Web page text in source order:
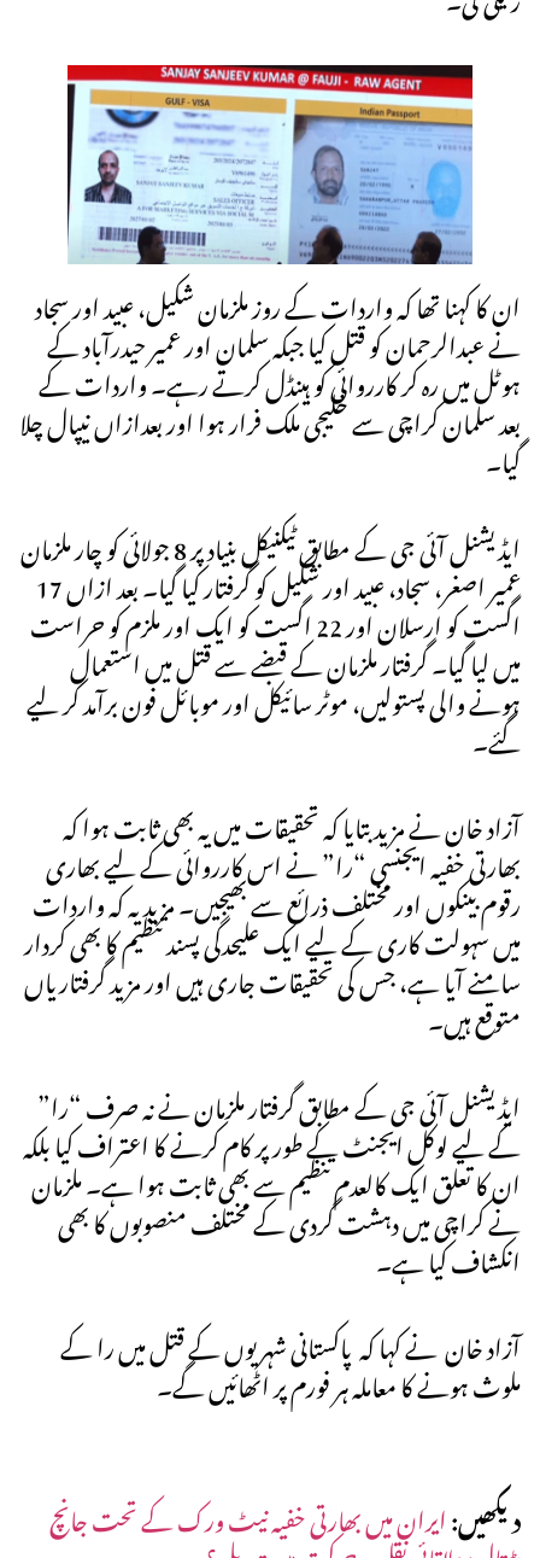
ان کا کہنا تھا کہ واردات کے روز ملزمان شکیل، عبید اور سجاد
نے عبدالرحمان کو قتل کیا جبکہ سلمان اور عمیر حیدرآباد کے
ہوٹل میں رہ کر کارروائی کو ہینڈل کرتے رہے۔ واردات کے
بعد سلمان کراچی سے خلیجی ملک فرار ہوا اور بعدازاں نیپال چلا
گیا۔
ایڈیشنل آئی جی کے مطابق ٹیکنیکل بنیاد پر 8 جولائی کو چار ملزمان
عمیر اصغر، سجاد، عبید اور شکیل کو گرفتار کیا گیا۔ بعد ازاں 17
اگست کو ارسلان اور 22 اگست کو ایک اور ملزم کو حراست
میں لیا گیا۔ گرفتار ملزمان کے قبضے سے قتل میں استعمال
ہونے والی پستولیں، موٹر سائیکل اور موبائل فون برآمد کر لیے
گئے۔
آزاد خان نے مزید بتایا کہ تحقیقات میں یہ بھی ثابت ہوا کہ
بھارتی خفیہ ایجنسی “را” نے اس کارروائی کے لیے بھاری
رقوم بینکوں اور مختلف ذرائع سے بھیجیں۔ مزید یہ کہ واردات
میں سہولت کاری کے لیے ایک علیحدگی پسند تنظیم کا بھی کردار
سامنے آیا ہے، جس کی تحقیقات جاری ہیں اور مزید گرفتاریاں
متوقع ہیں۔
ایڈیشنل آئی جی کے مطابق گرفتار ملزمان نے نہ صرف “را”
کے لیے لوکل ایجنٹ کے طور پر کام کرنے کا اعتراف کیا بلکہ
ان کا تعلق ایک کالعدم تنظیم سے بھی ثابت ہوا ہے۔ ملزمان
نے کراچی میں دہشت گردی کے مختلف منصوبوں کا بھی
انکشاف کیا ہے۔
آزاد خان نے کہا کہ پاکستانی شہریوں کے قتل میں را کے
ملوث ہونے کا معاملہ ہر فورم پر اٹھائیں گے۔
دیکھیں:ایران میں بھارتی خفیہ نیٹ ورک کے تحت جانچ